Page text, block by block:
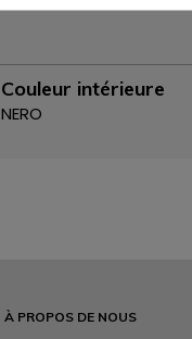
Couleur intérieure
NERO
À PROPOS DE NOUS